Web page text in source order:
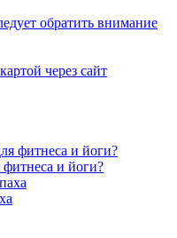
обратить внимание
через сайт
и йоги?